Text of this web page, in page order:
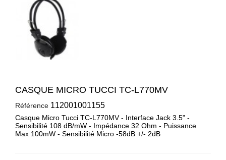
CASQUE MICRO TUCCI TC-L770MV
Référence 112001001155
Casque Micro Tucci TC-L770MV - Interface Jack 3.5" -
Sensibilité 108 dB/mW - Impédance 32 Ohm - Puissance
Max 100mW - Sensibilité Micro -58dB +/- 2dB